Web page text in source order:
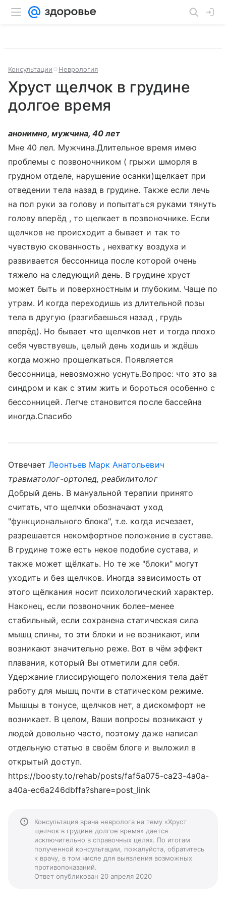
Консультации Неврология
Хруст щелчок в грудине
долгое время
анонимно, мужчина, 40 лет
Мне 40 лел. Мужчина.Длительное время имею
проблемы с позвоночником ( грыжи шморля в
грудном отделе, нарушение осанки)щелкает при
отведении тела назад в грудине. Также если лечь
на пол руки за голову и попытаться руками тянуть
голову вперёд , то щелкает в позвоночнике. Если
щелчков не происходит а бывает и так то
чувствую скованность , нехватку воздуха и
развивается бессонница после которой очень
тяжело на следующий день. В грудине хруст
может быть и поверхностным и глубоким. Чаще по
утрам. И когда переходишь из длительной позы
тела в другую (разгибаешься назад , грудь
вперёд). Но бывает что щелчков нет и тогда плохо
себя чувствуешь, целый день ходишь и ждёшь
когда можно прощелкаться. Появляется
бессонница, невозможно уснуть.Вопрос: что это за
синдром и как с этим жить и бороться особенно с
бессонницей. Легче становится после бассейна
иногда.Спасибо
ОтвечаетЛеонтьев Марк Анатольевич
травматолог-ортопед, реабилитолог
Добрый день. В мануальной терапии принято
считать, что щелчки обозначают уход
"функционального блока", т.е. когда исчезает,
разрешается некомфортное положение в суставе.
В грудине тоже есть некое подобие сустава, и
также может щёлкать. Но те же "блоки" могут
уходить и без щелчков. Иногда зависимость от
этого щёлкания носит психологический характер.
Наконец, если позвоночник более-менее
стабильный, если сохранена статическая сила
мышц спины, то эти блоки и не возникают, или
возникают значительно реже. Вот в чём эффект
плавания, который Вы отметили для себя.
Удержание глиссирующего положения тела даёт
работу для мышц почти в статическом режиме.
Мышцы в тонусе, щелчков нет, а дискомфорт не
возникает. В целом, Ваши вопросы возникают у
людей довольно часто, поэтому даже написал
отдельную статью в своём блоге и выложил в
открытый доступ.
https://boosty.to/rehab/posts/faf5a075-ca23-4a0a-
a40a-ec6a246dbffa?share=post_link
Консультация врача невролога на тему «Хруст
щелчок в грудине долгое время» дается
исключительно в справочных целях. По итогам
полученной консультации, пожалуйста, обратитесь
к врачу, в том числе для выявления возможных
противопоказаний.
Ответ опубликован 20 апреля 2020